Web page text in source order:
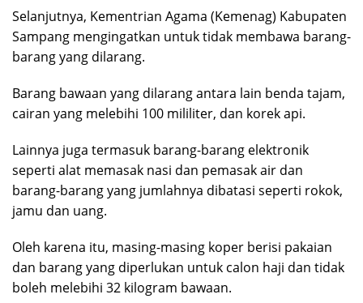
Selanjutnya, Kementrian Agama (Kemenag) Kabupaten
Sampang mengingatkan untuk tidak membawa barang-
barang yang dilarang.
Barang bawaan yang dilarang antara lain benda tajam,
cairan yang melebihi 100 mililiter, dan korek api.
Lainnya juga termasuk barang-barang elektronik
seperti alat memasak nasi dan pemasak air dan
barang-barang yang jumlahnya dibatasi seperti rokok,
jamu dan uang.
Oleh karena itu, masing-masing koper berisi pakaian
dan barang yang diperlukan untuk calon haji dan tidak
boleh melebihi 32 kilogram bawaan.